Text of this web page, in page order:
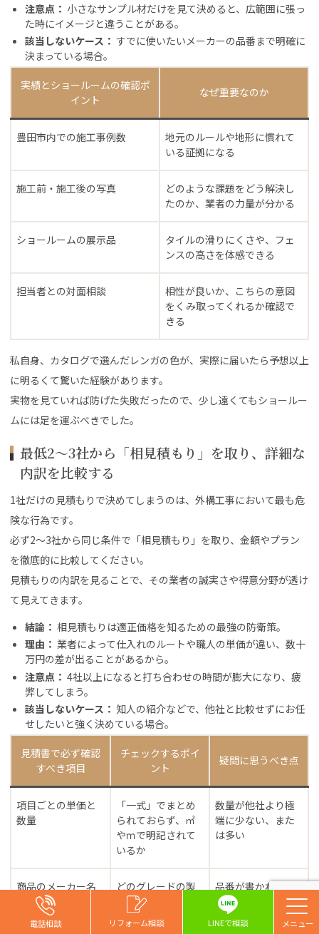
注意点： 小さなサンプル材だけを見て決めると、広範囲に張っ
た時にイメージと違うことがある。
該当しないケース： すでに使いたいメーカーの品番まで明確に
決まっている場合。
実績とショールームの確認ポ
イント
なぜ重要なのか
豊田市内での施工事例数
地元のルールや地形に慣れて
いる証拠になる
施工前・施工後の写真
どのような課題をどう解決し
たのか、業者の力量が分かる
ショールームの展示品
タイルの滑りにくさや、フェ
ンスの高さを体感できる
担当者との対面相談
相性が良いか、こちらの意図
をくみ取ってくれるか確認で
きる
私自身、カタログで選んだレンガの色が、実際に届いたら予想以上
に明るくて驚いた経験があります。
実物を見ていれば防げた失敗だったので、少し遠くてもショールー
ムには足を運ぶべきでした。
最低2〜3社から「相見積もり」を取り、詳細な
内訳を比較する
1社だけの見積もりで決めてしまうのは、外構工事において最も危
険な行為です。
必ず2〜3社から同じ条件で「相見積もり」を取り、金額やプラン
を徹底的に比較してください。
見積もりの内訳を見ることで、その業者の誠実さや得意分野が透け
て見えてきます。
結論： 相見積もりは適正価格を知るための最強の防衛策。
理由： 業者によって仕入れのルートや職人の単価が違い、数十
万円の差が出ることがあるから。
注意点： 4社以上になると打ち合わせの時間が膨大になり、疲
弊してしまう。
該当しないケース： 知人の紹介などで、他社と比較せずにお任
せしたいと強く決めている場合。
見積書で必ず確認
すべき項目
チェックするポイ
ント
疑問に思うべき点
項目ごとの単価と
数量
「一式」でまとめ
られておらず、㎡
やｍで明記されて
いるか
数量が他社より極
端に少ない、また
は多い
商品のメーカー名
と品番
どのグレードの製
品が使われている
かネットで検索で
きるか
品番が書かれてお
らず、勝手に安い
製品を使われる恐
れ
電話相談 リフォーム相談 LINEで相談